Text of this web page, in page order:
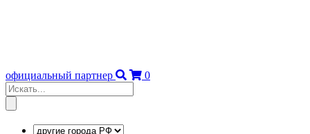
официальный партнер 0